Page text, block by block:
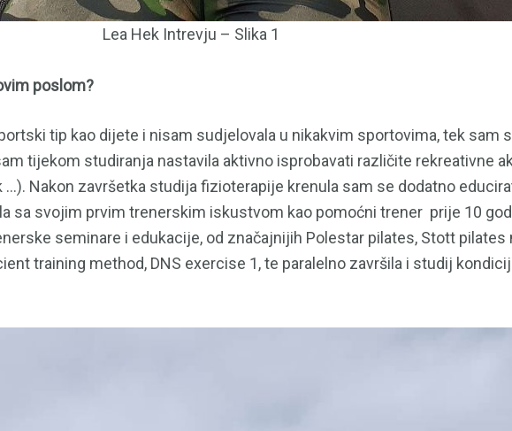
Lea Hek Intrevju – Slika 1
poslom?
tip kao dijete i nisam sudjelovala u nikakvim sportovima, tek sam
tijekom studiranja nastavila aktivno isprobavati različite rekreativne
…). Nakon završetka studija fizioterapije krenula sam se dodatno
sa svojim prvim trenerskim iskustvom kao pomoćni trener prije 10
seminare i edukacije, od značajnijih Polestar pilates, Stott pilates
training method, DNS exercise 1, te paralelno završila i studij